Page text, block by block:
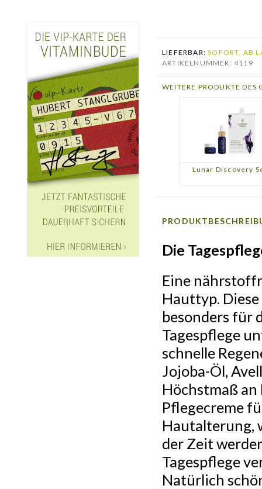
LIEFERBAR:SOFORT, AB
ARTIKELNUMMER: 4119
WEITERE PRODUKTE DES
Lunar Discovery
Die
Eine
Hauttyp.
besonders für
Tagespflege
schnelle
Jojoba-Öl,
Höchstmaß an
Pflegecreme
Hautalterung,
der Zeit
Tagespflege
Natürlich